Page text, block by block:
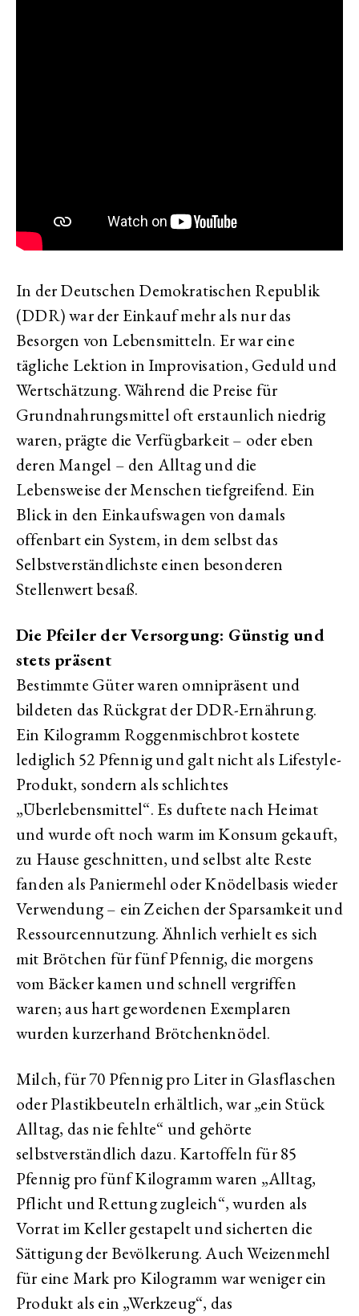
In der Deutschen Demokratischen Republik
(DDR) war der Einkauf mehr als nur das
Besorgen von Lebensmitteln. Er war eine
tägliche Lektion in Improvisation, Geduld und
Wertschätzung. Während die Preise für
Grundnahrungsmittel oft erstaunlich niedrig
waren, prägte die Verfügbarkeit – oder eben
deren Mangel – den Alltag und die
Lebensweise der Menschen tiefgreifend. Ein
Blick in den Einkaufswagen von damals
offenbart ein System, in dem selbst das
Selbstverständlichste einen besonderen
Stellenwert besaß.
Die Pfeiler der Versorgung: Günstig und
stets präsent
Bestimmte Güter waren omnipräsent und
bildeten das Rückgrat der DDR-Ernährung.
Ein Kilogramm Roggenmischbrot kostete
lediglich 52 Pfennig und galt nicht als Lifestyle-
Produkt, sondern als schlichtes
„Überlebensmittel“. Es duftete nach Heimat
und wurde oft noch warm im Konsum gekauft,
zu Hause geschnitten, und selbst alte Reste
fanden als Paniermehl oder Knödelbasis wieder
Verwendung – ein Zeichen der Sparsamkeit und
Ressourcennutzung. Ähnlich verhielt es sich
mit Brötchen für fünf Pfennig, die morgens
vom Bäcker kamen und schnell vergriffen
waren; aus hart gewordenen Exemplaren
wurden kurzerhand Brötchenknödel.
Milch, für 70 Pfennig pro Liter in Glasflaschen
oder Plastikbeuteln erhältlich, war „ein Stück
Alltag, das nie fehlte“ und gehörte
selbstverständlich dazu. Kartoffeln für 85
Pfennig pro fünf Kilogramm waren „Alltag,
Pflicht und Rettung zugleich“, wurden als
Vorrat im Keller gestapelt und sicherten die
Sättigung der Bevölkerung. Auch Weizenmehl
für eine Mark pro Kilogramm war weniger ein
Produkt als ein „Werkzeug“, das